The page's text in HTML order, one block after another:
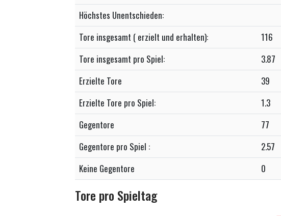
Höchstes Unentschieden:
Tore insgesamt ( erzielt und erhalten):
116
Tore insgesamt pro Spiel:
3.87
Erzielte Tore
39
Erzielte Tore pro Spiel:
1.3
Gegentore
77
Gegentore pro Spiel :
2.57
Keine Gegentore
0
Tore pro Spieltag